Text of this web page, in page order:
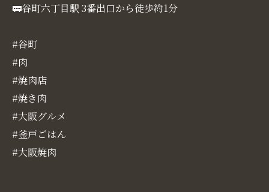
🚃谷町六丁目駅 3番出口から徒歩約1分
#谷町
#肉
#焼肉店
#焼き肉
#大阪グルメ
#釜戸ごはん
#大阪焼肉